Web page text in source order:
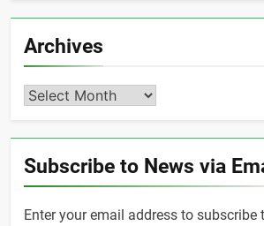
Archives
Archives
Subscribe to News via
Enter your email address to subscribe